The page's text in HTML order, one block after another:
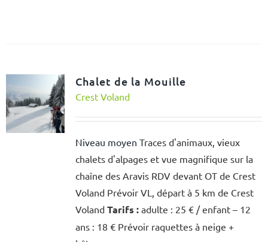
Chalet de la Mouille
Crest Voland
Niveau moyen Traces d'animaux, vieux
chalets d'alpages et vue magnifique sur la
chaîne des Aravis RDV devant OT de Crest
Voland Prévoir VL, départ à 5 km de Crest
Voland Tarifs :adulte : 25 € / enfant – 12
ans : 18 € Prévoir raquettes à neige +